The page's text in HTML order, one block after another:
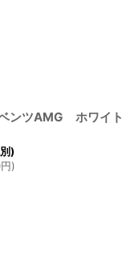
ベンツAMG ホワイト
)
円)